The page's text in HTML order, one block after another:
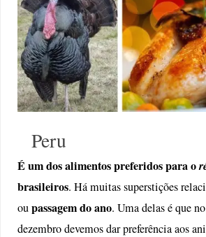
Peru
É um dos alimentos preferidos para o
brasileiros. Há muitas superstições
oupassagem do ano. Uma delas é que
dezembro devemos dar preferência aos